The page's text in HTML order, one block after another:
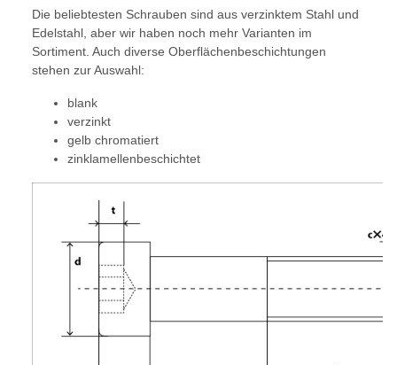
Die beliebtesten Schrauben sind aus verzinktem Stahl und
Edelstahl, aber wir haben noch mehr Varianten im
Sortiment. Auch diverse Oberflächenbeschichtungen
stehen zur Auswahl:
blank
verzinkt
gelb chromatiert
zinklamellenbeschichtet